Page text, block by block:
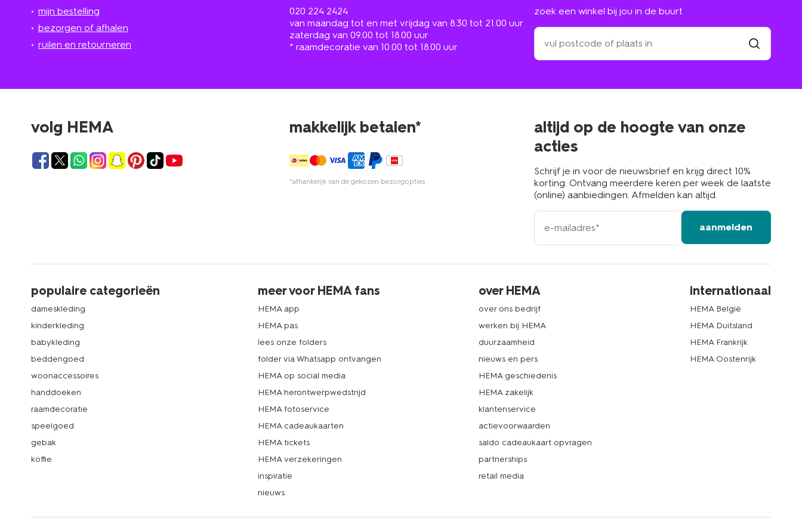
mijn bestelling
bezorgen of afhalen
ruilen en retourneren
020 224 2424
van maandag tot en met vrijdag van 8.30 tot 21.00 uur
zaterdag van 09.00 tot 18.00 uur
* raamdecoratie van 10.00 tot 18.00 uur
zoek een winkel bij jou in de buurt
zoek
een
winkel
in
volg HEMA makkelijk betalen*
*afhankelijk van de gekozen bezorgopties
altijd op de hoogte van onze
acties
Schrijf je in voor de nieuwsbrief en krijg direct 10%
korting. Ontvang meerdere keren per week de laatste
(online) aanbiedingen. Afmelden kan altijd.
e-
mailadres
aanmelden
populaire categorieën
dameskleding
kinderkleding
babykleding
beddengoed
woonaccessoires
handdoeken
raamdecoratie
speelgoed
gebak
koffie
meer voor HEMA fans
HEMA app
HEMA pas
lees onze folders
folder via Whatsapp ontvangen
HEMA op social media
HEMA herontwerpwedstrijd
HEMA fotoservice
HEMA cadeaukaarten
HEMA tickets
HEMA verzekeringen
inspiratie
nieuws
over HEMA
over ons bedrijf
werken bij HEMA
duurzaamheid
nieuws en pers
HEMA geschiedenis
HEMA zakelijk
klantenservice
actievoorwaarden
saldo cadeaukaart opvragen
partnerships
retail media
internationaal
HEMA België
HEMA Duitsland
HEMA Frankrijk
HEMA Oostenrijk